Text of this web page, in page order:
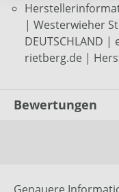
| Westerwieher
DEUTSCHLAND
rietberg.de |
Bewertungen